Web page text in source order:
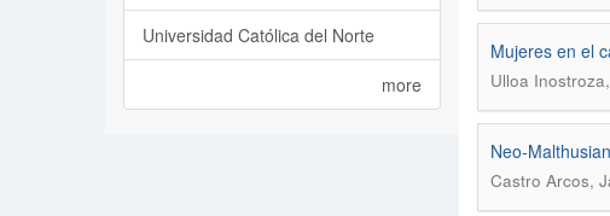
Mujeres en el
Ulloa
Neo-
Castro Arcos,
Universidad Católica del Norte
more